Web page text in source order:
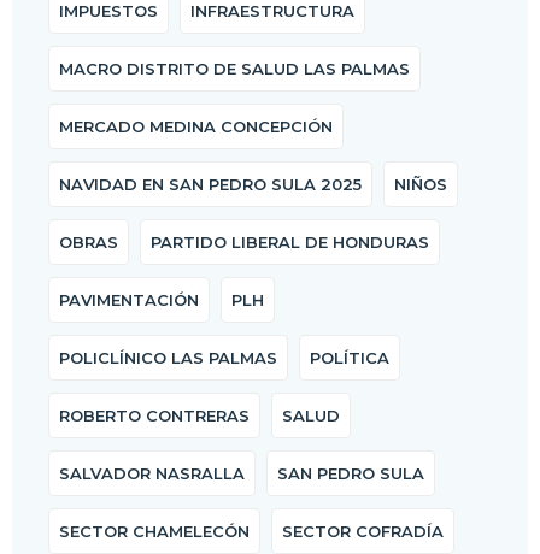
IMPUESTOS INFRAESTRUCTURA
MACRO DISTRITO DE SALUD LAS PALMAS
MERCADO MEDINA CONCEPCIÓN
NAVIDAD EN SAN PEDRO SULA 2025 NIÑOS
OBRAS PARTIDO LIBERAL DE HONDURAS
PAVIMENTACIÓN PLH
POLICLÍNICO LAS PALMAS POLÍTICA
ROBERTO CONTRERAS SALUD
SALVADOR NASRALLA SAN PEDRO SULA
SECTOR CHAMELECÓN SECTOR COFRADÍA